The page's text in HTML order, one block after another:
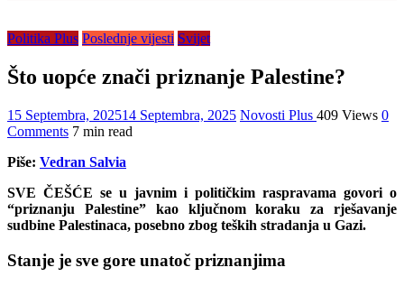
Politika Plus Poslednje vijesti Svijet
Što uopće znači priznanje Palestine?
15 Septembra, 202514 Septembra, 2025 Novosti Plus 409 Views 0
Comments 7 min read
Piše: Vedran Salvia
SVE ČEŠĆE se u javnim i političkim raspravama govori o
“priznanju Palestine” kao ključnom koraku za rješavanje
sudbine Palestinaca, posebno zbog teških stradanja u Gazi.
Stanje je sve gore unatoč priznanjima